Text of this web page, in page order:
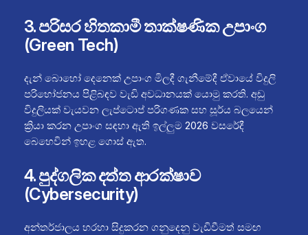
3. පරිසර හිතකාමී තාක්ෂණික උපාංග
(Green Tech)
දැන් බොහෝ දෙනෙක් උපාංග මිලදී ගැනීමේදී ඒවායේ විදුලි
පරිභෝජනය පිළිබඳව වැඩි අවධානයක් යොමු කරති. අඩු
විදුලියක් වැයවන ලැප්ටොප් පරිගණක සහ සූර්ය බලයෙන්
ක්‍රියා කරන උපාංග සඳහා ඇති ඉල්ලුම 2026 වසරේදී
බෙහෙවින් ඉහළ ගොස් ඇත.
4. පුද්ගලික දත්ත ආරක්ෂාව
(Cybersecurity)
අන්තර්ජාලය හරහා සිදුකරන ගනුදෙනු වැඩිවීමත් සමඟ